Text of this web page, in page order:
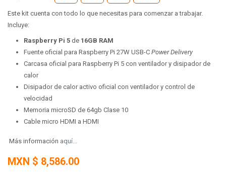
Este kit cuenta con todo lo que necesitas para comenzar a trabajar.
Incluye:
Raspberry Pi 5 de 16GB RAM
Fuente oficial para Raspberry Pi 27W USB-C Power Delivery
Carcasa oficial para Raspberry Pi 5 con ventilador y disipador de
calor
Disipador de calor activo oficial con ventilador y control de
velocidad
Memoria microSD de 64gb Clase 10
Cable micro HDMI a HDMI
Más información aquí...
MXN $ 8,586.00